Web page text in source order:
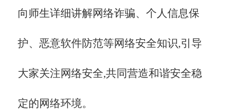
向师生详细讲解网络诈骗、个人信息保
护、恶意软件防范等网络安全知识,引导
大家关注网络安全,共同营造和谐安全稳
定的网络环境。